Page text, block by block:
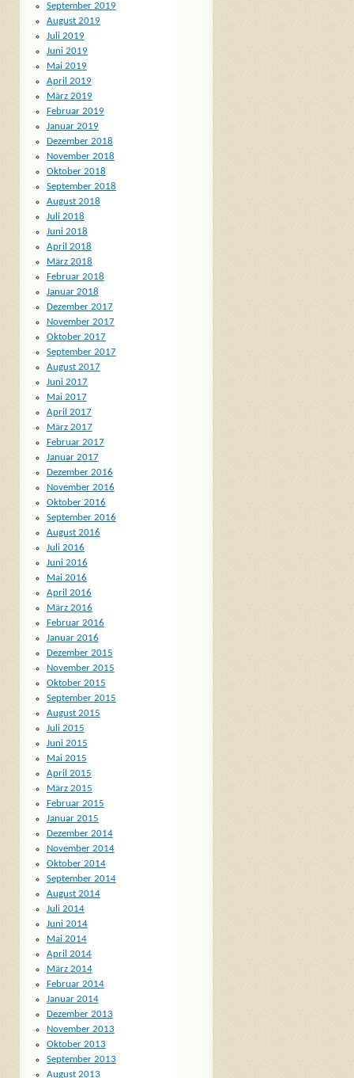
September 2019
August 2019
Juli 2019
Juni 2019
Mai 2019
April 2019
März 2019
Februar 2019
Januar 2019
Dezember 2018
November 2018
Oktober 2018
September 2018
August 2018
Juli 2018
Juni 2018
April 2018
März 2018
Februar 2018
Januar 2018
Dezember 2017
November 2017
Oktober 2017
September 2017
August 2017
Juni 2017
Mai 2017
April 2017
März 2017
Februar 2017
Januar 2017
Dezember 2016
November 2016
Oktober 2016
September 2016
August 2016
Juli 2016
Juni 2016
Mai 2016
April 2016
März 2016
Februar 2016
Januar 2016
Dezember 2015
November 2015
Oktober 2015
September 2015
August 2015
Juli 2015
Juni 2015
Mai 2015
April 2015
März 2015
Februar 2015
Januar 2015
Dezember 2014
November 2014
Oktober 2014
September 2014
August 2014
Juli 2014
Juni 2014
Mai 2014
April 2014
März 2014
Februar 2014
Januar 2014
Dezember 2013
November 2013
Oktober 2013
September 2013
August 2013